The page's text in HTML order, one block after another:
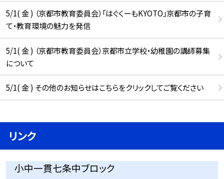
5/1( 金 ) （京都市教育委員会）「はぐくーもKYOTO」京都市の子育
て・教育環境の魅力を発信
5/1( 金 ) （京都市教育委員会）京都市立学校・幼稚園の講師募集
について
5/1( 金 ) その他のお知らせはこちらをクリックしてご覧ください
リンク
小中一貫七条中ブロック